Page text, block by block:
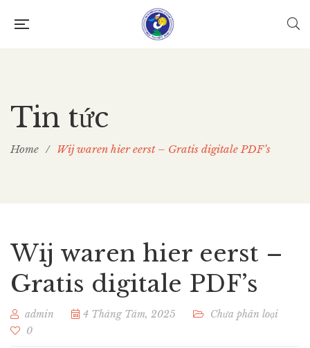
Tin tức
Home / Wij waren hier eerst – Gratis digitale PDF’s
Wij waren hier eerst –
Gratis digitale PDF’s
admin 4 Tháng Tám, 2025
Chưa phân loại
0